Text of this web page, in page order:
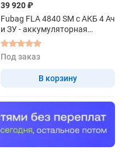
39 920 ₽
Fubag FLA 4840 SM с АКБ 4 Ач
и ЗУ - аккумуляторная
самоходная газонокосилка
Под заказ
В корзину